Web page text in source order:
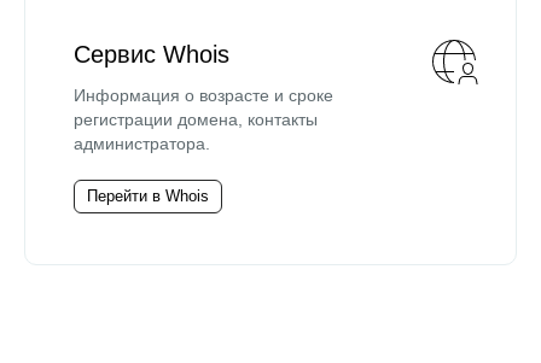
Сервис Whois
Информация о возрасте и сроке
регистрации домена, контакты
администратора.
Перейти в Whois